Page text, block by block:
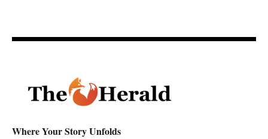
Where Your Story Unfolds